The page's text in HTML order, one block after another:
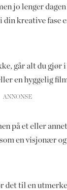
lenger dagen
din kreative fase
går alt du
en hyggelig
på et eller
en visjonær
det til en